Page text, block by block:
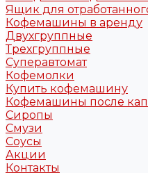
Ящик для
Кофемашины в аренду
Двухгруппные
Трехгруппные
Суперавтомат
Кофемолки
Купить кофемашину
Кофемашины после
Сиропы
Смузи
Соусы
Акции
Контакты